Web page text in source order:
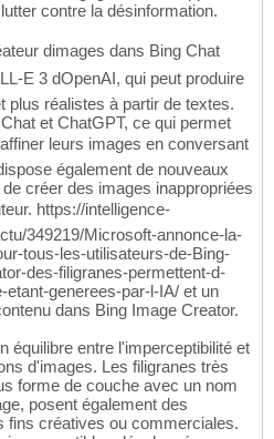
contre la désinformation.
dimages dans Bing Chat
E 3 dOpenAI, qui peut produire
plus réalistes à partir de textes.
et ChatGPT, ce qui permet
leurs images en conversant
également de nouveaux
créer des images inappropriées
https://intelligence-
349219/Microsoft-annonce-la-
tous-les-utilisateurs-de-Bing-
des-filigranes-permettent-d-
generees-par-l-IA/ et un
dans Bing Image Creator.
équilibre entre l'imperceptibilité et
d'images. Les filigranes très
forme de couche avec un nom
posent également des
fins créatives ou commerciales.